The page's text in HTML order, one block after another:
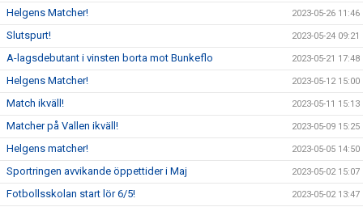
Helgens Matcher! 2023-05-26 11:46
Slutspurt! 2023-05-24 09:21
A-lagsdebutant i vinsten borta mot Bunkeflo 2023-05-21 17:48
Helgens Matcher! 2023-05-12 15:00
Match ikväll! 2023-05-11 15:13
Matcher på Vallen ikväll! 2023-05-09 15:25
Helgens matcher! 2023-05-05 14:50
Sportringen avvikande öppettider i Maj 2023-05-02 15:07
Fotbollsskolan start lör 6/5! 2023-05-02 13:47